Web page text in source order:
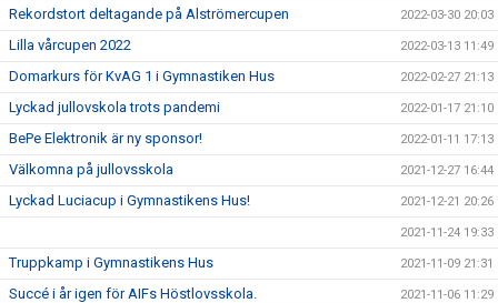
Rekordstort deltagande på Alströmercupen 2022-03-30 20:03
Lilla vårcupen 2022 2022-03-13 11:49
Domarkurs för KvAG 1 i Gymnastiken Hus 2022-02-27 21:13
Lyckad jullovskola trots pandemi 2022-01-17 21:10
BePe Elektronik är ny sponsor! 2022-01-11 17:13
Välkomna på jullovsskola 2021-12-27 16:44
Lyckad Luciacup i Gymnastikens Hus! 2021-12-21 20:26
2021-11-24 19:33
Truppkamp i Gymnastikens Hus 2021-11-09 21:31
Succé i år igen för AIFs Höstlovsskola. 2021-11-06 11:29